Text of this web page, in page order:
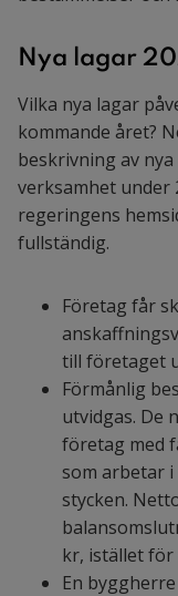
Nya lagar
Vilka nya lagar
kommande året?
beskrivning av
verksamhet under
regeringens
fullständig.
Företag får
till företaget
Förmånlig
utvidgas. De
företag med
som arbetar
stycken.
kr, istället
En